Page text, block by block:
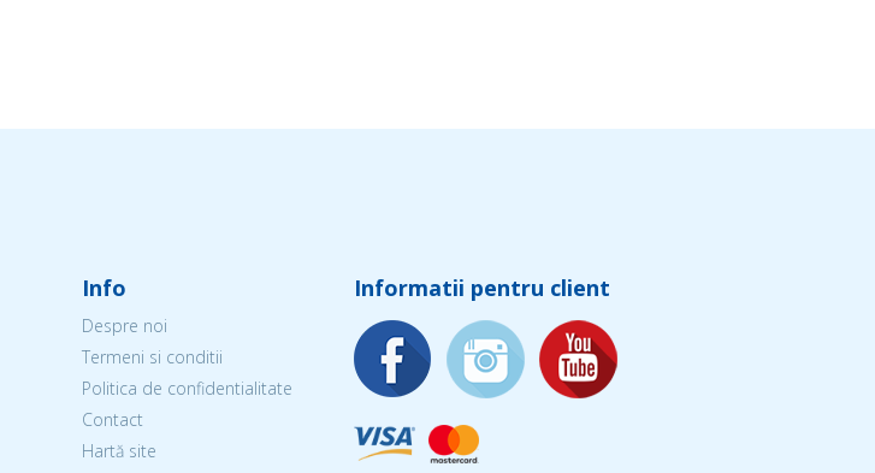
Info
Despre noi
Termeni si conditii
Politica de confidentialitate
Contact
Hartă site
Informatii pentru client